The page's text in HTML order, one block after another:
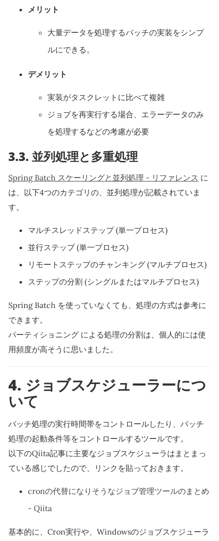
メリット
大量データを処理するバッチの実装をシンプ
ルにできる。
デメリット
実装がタスクレットに比べて複雑
ジョブを再実行する場合、エラーデータのみ
を処理するなどの考慮が必要
3.3. 並列処理と多重処理
Spring Batch スケーリングと並列処理 - リファレンス に
は、以下4つのカテゴリの、並列処理が記載されていま
す。
マルチスレッドステップ (単一プロセス)
並行ステップ (単一プロセス)
リモートステップのチャンキング (マルチプロセス)
ステップの分割 (シングルまたはマルチプロセス)
Spring Batch を使っていなくても、処理の方式は参考に
できます。
パーティショニング による処理の分割は、個人的には使
用頻度が高そうに思いました。
4. ジョブスケジューラーにつ
いて
バッチ処理の実行時間帯をコントロールしたり、バッチ
処理の起動条件等をコントロールするツールです。
以下のQiita記事に主要なジョブスケジューラはまとまっ
ている感じでしたので、リンクを貼っておきます。
cronの代替になりそうなジョブ管理ツールのまとめ
- Qiita
基本的に、Cron実行や、Windowsのジョブスケジューラ